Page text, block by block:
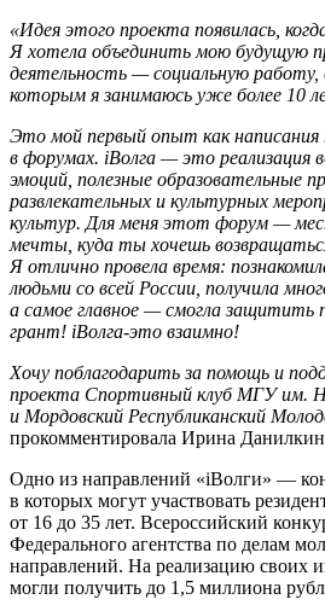
«Идея этого проекта появилась,
Я хотела объединить мою будущую
деятельность — социальную
которым я занимаюсь уже более 10
Это мой первый опыт как
в форумах. iВолга — это реализация
эмоций, полезные образовательные
развлекательных и культурных
культур. Для меня этот форум —
мечты, куда ты хочешь
Я отлично провела время:
людьми со всей России, получила
а самое главное — смогла защитить
грант! iВолга-это взаимно!
Хочу поблагодарить за помощь и
проекта Спортивный клуб МГУ им.
и Мордовский Республиканский
прокомментировала Ирина
Одно из направлений «iВолги» —
в которых могут участвовать
от 16 до 35 лет. Всероссийский
Федерального агентства по делам
направлений. На реализацию своих
могли получить до 1,5 миллиона